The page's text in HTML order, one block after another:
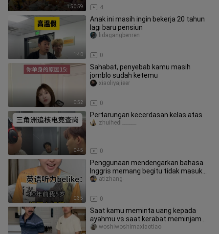
1:50:59 4
1:40
Anak ini masih ingin bekerja 20 tahun
lagi baru pensiun
0
lidagangbenren
0:52
Sahabat, penyebab kamu masih
jomblo sudah ketemu
0
xiaoliyajieer
0:45
Pertarungan kecerdasan kelas atas
0
zhuihedi______
0:35
Penggunaan mendengarkan bahasa
Inggris memang begitu tidak masuk
akal…
0
atizhang-
Saat kamu meminta uang kepada
ayahmu vs saat kerabat meminjam
uang dari ayahmu
woshiwoshimaxiaotiao